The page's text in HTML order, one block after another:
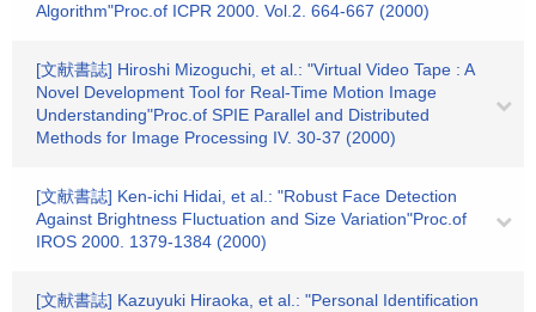
Algorithm"Proc.of ICPR 2000. Vol.2. 664-667 (2000)
[文献書誌] Hiroshi Mizoguchi, et al.: "Virtual Video Tape : A
Novel Development Tool for Real-Time Motion Image
Understanding"Proc.of SPIE Parallel and Distributed
Methods for Image Processing IV. 30-37 (2000)
[文献書誌] Ken-ichi Hidai, et al.: "Robust Face Detection
Against Brightness Fluctuation and Size Variation"Proc.of
IROS 2000. 1379-1384 (2000)
[文献書誌] Kazuyuki Hiraoka, et al.: "Personal Identification